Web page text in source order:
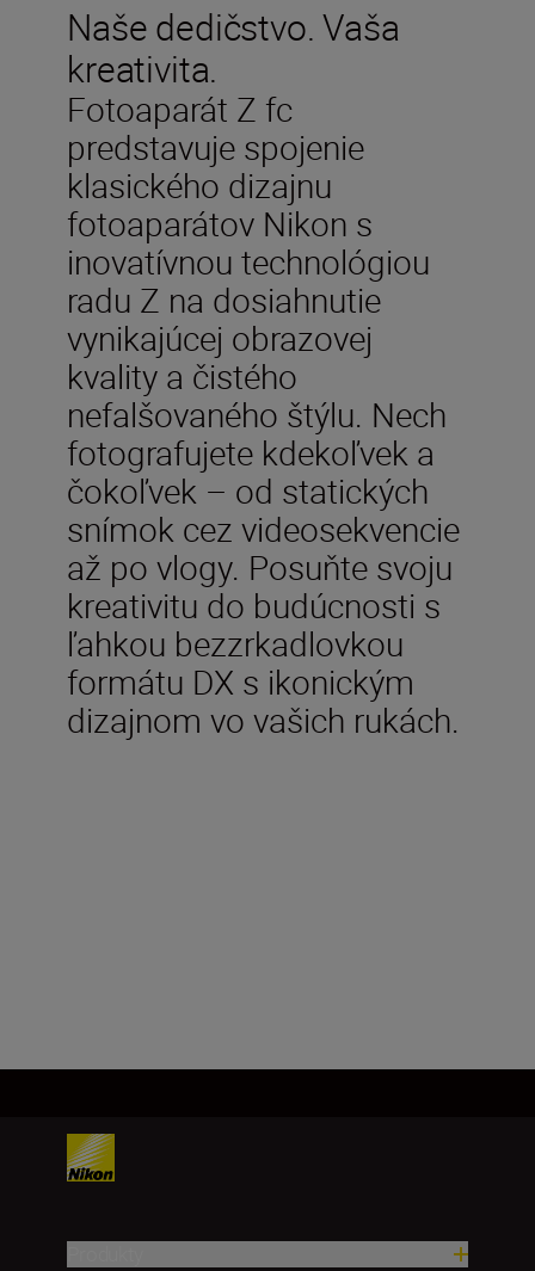
Naše dedičstvo. Vaša
kreativita.
Fotoaparát Z fc
predstavuje spojenie
klasického dizajnu
fotoaparátov Nikon s
inovatívnou technológiou
radu Z na dosiahnutie
vynikajúcej obrazovej
kvality a čistého
nefalšovaného štýlu. Nech
fotografujete kdekoľvek a
čokoľvek – od statických
snímok cez videosekvencie
až po vlogy. Posuňte svoju
kreativitu do budúcnosti s
ľahkou bezzrkadlovkou
formátu DX s ikonickým
dizajnom vo vašich rukách.